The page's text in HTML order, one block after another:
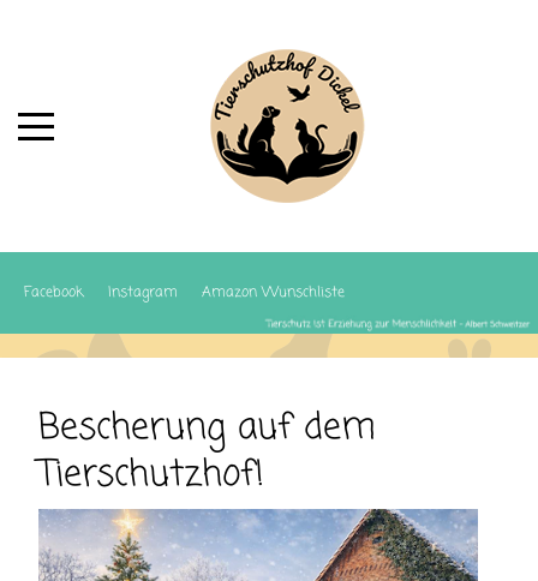
Facebook Instagram Amazon Wunschliste
Bescherung auf dem
Tierschutzhof!